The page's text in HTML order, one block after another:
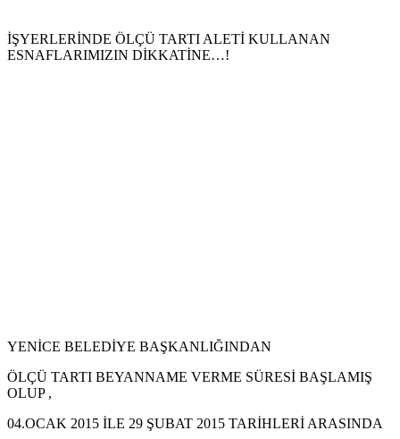
İŞYERLERİNDE ÖLÇÜ TARTI ALETİ KULLANAN
ESNAFLARIMIZIN DİKKATİNE…!
YENİCE BELEDİYE BAŞKANLIĞINDAN
ÖLÇÜ TARTI BEYANNAME VERME SÜRESİ BAŞLAMIŞ
OLUP ,
04.OCAK 2015 İLE 29 ŞUBAT 2015 TARİHLERİ ARASINDA